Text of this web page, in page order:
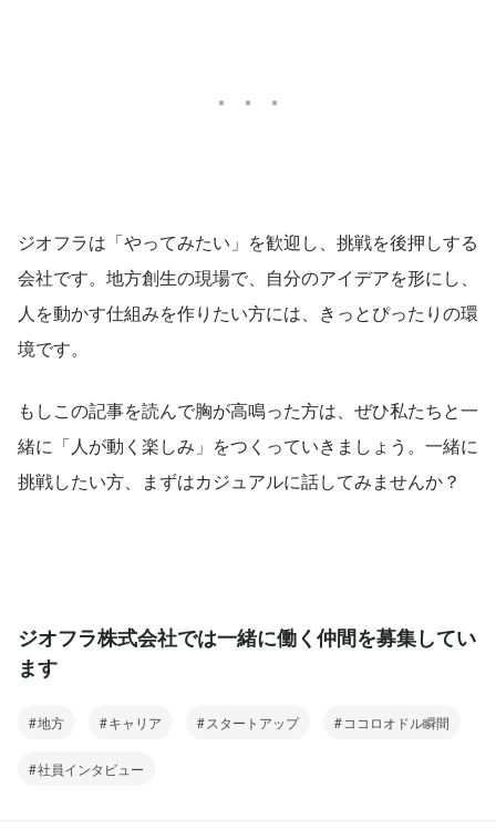
ジオフラは「やってみたい」を歓迎し、挑戦を後押しする
会社です。地方創生の現場で、自分のアイデアを形にし、
人を動かす仕組みを作りたい方には、きっとぴったりの環
境です。
もしこの記事を読んで胸が高鳴った方は、ぜひ私たちと一
緒に「人が動く楽しみ」をつくっていきましょう。一緒に
挑戦したい方、まずはカジュアルに話してみませんか？
ジオフラ株式会社では一緒に働く仲間を募集してい
ます
地方 キャリア スタートアップ ココロオドル瞬間
社員インタビュー